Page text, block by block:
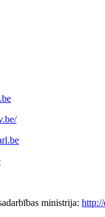
ministrija: